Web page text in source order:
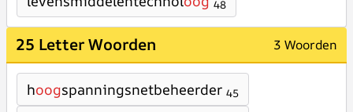
48
25 Letter Woorden 3 Woorden
hoogspanningsnetbeheerder 45